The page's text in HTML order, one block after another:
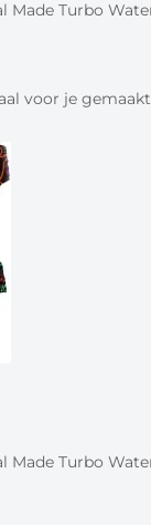
Made Turbo
voor je
Made Turbo